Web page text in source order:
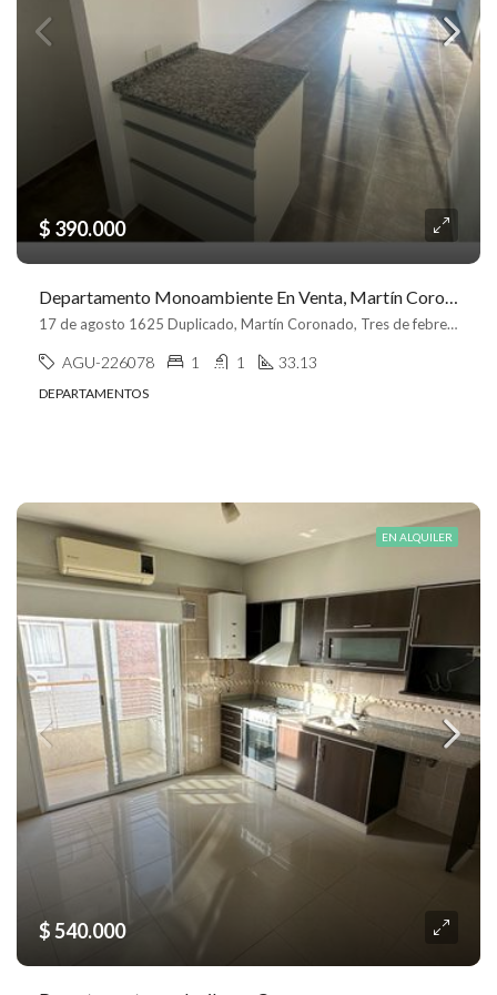
$ 390.000
Departamento Monoambiente En Venta, Martín Coronado
17 de agosto 1625 Duplicado, Martín Coronado, Tres de febrero
AGU-226078 1 1 33.13
DEPARTAMENTOS
EN ALQUILER
$ 540.000